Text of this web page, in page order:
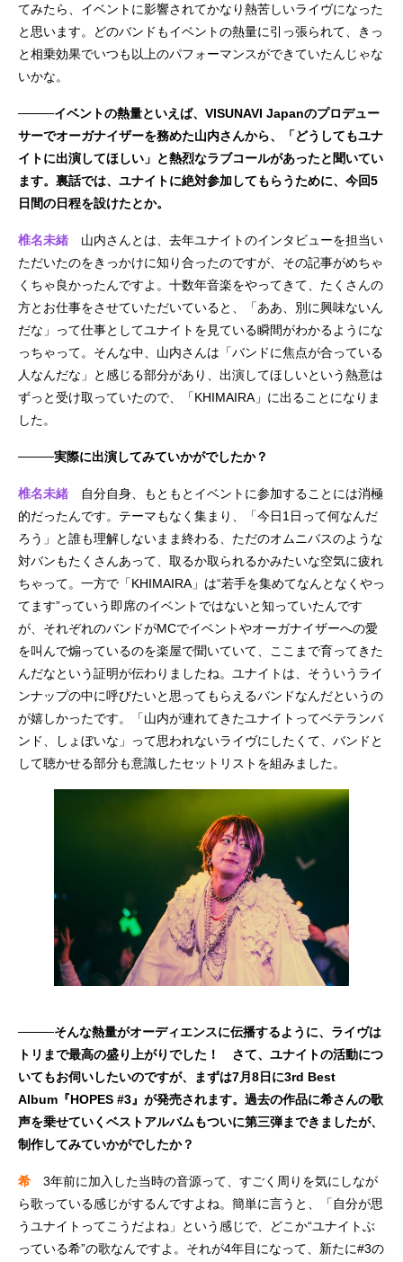
てみたら、イベントに影響されてかなり熱苦しいライヴになった
と思います。どのバンドもイベントの熱量に引っ張られて、きっ
と相乗効果でいつも以上のパフォーマンスができていたんじゃな
いかな。
────イベントの熱量といえば、VISUNAVI Japanのプロデュー
サーでオーガナイザーを務めた山内さんから、「どうしてもユナ
イトに出演してほしい」と熱烈なラブコールがあったと聞いてい
ます。裏話では、ユナイトに絶対参加してもらうために、今回5
日間の日程を設けたとか。
椎名未緒 山内さんとは、去年ユナイトのインタビューを担当い
ただいたのをきっかけに知り合ったのですが、その記事がめちゃ
くちゃ良かったんですよ。十数年音楽をやってきて、たくさんの
方とお仕事をさせていただいていると、「ああ、別に興味ないん
だな」って仕事としてユナイトを見ている瞬間がわかるようにな
っちゃって。そんな中、山内さんは「バンドに焦点が合っている
人なんだな」と感じる部分があり、出演してほしいという熱意は
ずっと受け取っていたので、「KHIMAIRA」に出ることになりま
した。
────実際に出演してみていかがでしたか？
椎名未緒 自分自身、もともとイベントに参加することには消極
的だったんです。テーマもなく集まり、「今日1日って何なんだ
ろう」と誰も理解しないまま終わる、ただのオムニバスのような
対バンもたくさんあって、取るか取られるかみたいな空気に疲れ
ちゃって。一方で「KHIMAIRA」は“若手を集めてなんとなくやっ
てます”っていう即席のイベントではないと知っていたんです
が、それぞれのバンドがMCでイベントやオーガナイザーへの愛
を叫んで煽っているのを楽屋で聞いていて、ここまで育ってきた
んだなという証明が伝わりましたね。ユナイトは、そういうライ
ンナップの中に呼びたいと思ってもらえるバンドなんだというの
が嬉しかったです。「山内が連れてきたユナイトってベテランバ
ンド、しょぼいな」って思われないライヴにしたくて、バンドと
して聴かせる部分も意識したセットリストを組みました。
────そんな熱量がオーディエンスに伝播するように、ライヴは
トリまで最高の盛り上がりでした！ さて、ユナイトの活動につ
いてもお伺いしたいのですが、まずは7月8日に3rd Best
Album『HOPES #3』が発売されます。過去の作品に希さんの歌
声を乗せていくベストアルバムもついに第三弾まできましたが、
制作してみていかがでしたか？
希 3年前に加入した当時の音源って、すごく周りを気にしなが
ら歌っている感じがするんですよね。簡単に言うと、「自分が思
うユナイトってこうだよね」という感じで、どこか“ユナイトぶ
っている希”の歌なんですよ。それが4年目になって、新たに#3の